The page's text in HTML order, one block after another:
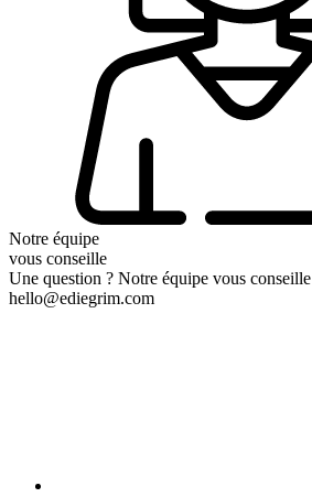
Notre équipe
vous conseille
Une question ? Notre équipe vous
hello@ediegrim.com